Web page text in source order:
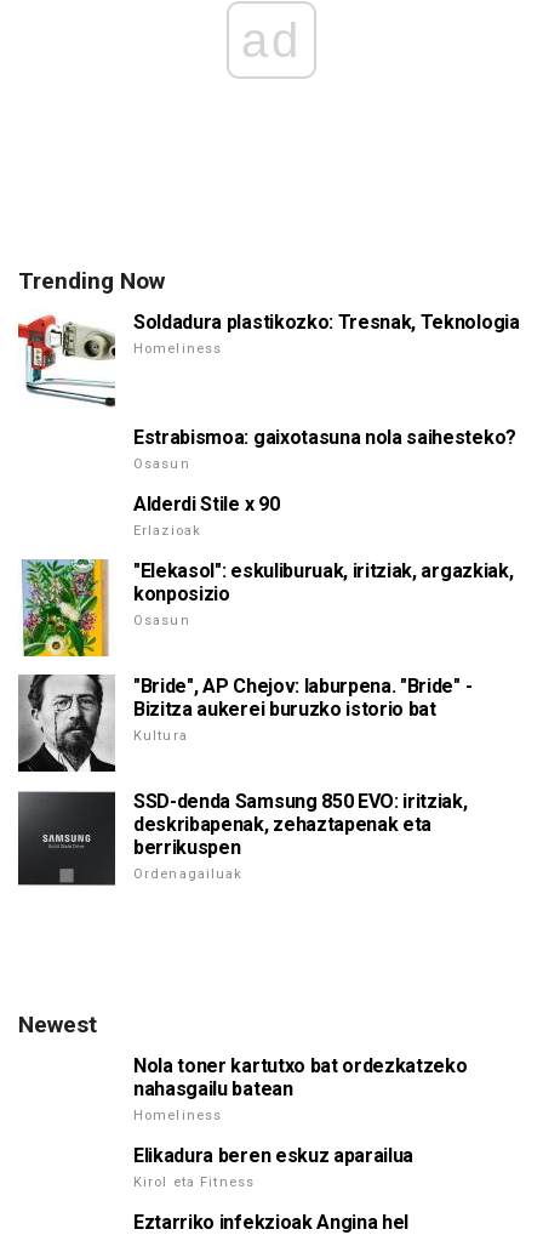
ad
Trending Now
Soldadura plastikozko: Tresnak, Teknologia
Homeliness
Estrabismoa: gaixotasuna nola saihesteko?
Osasun
Alderdi Stile x 90
Erlazioak
"Elekasol": eskuliburuak, iritziak, argazkiak,
konposizio
Osasun
"Bride", AP Chejov: laburpena. "Bride" -
Bizitza aukerei buruzko istorio bat
Kultura
SSD-denda Samsung 850 EVO: iritziak,
deskribapenak, zehaztapenak eta
berrikuspen
Ordenagailuak
Newest
Nola toner kartutxo bat ordezkatzeko
nahasgailu batean
Homeliness
Elikadura beren eskuz aparailua
Kirol eta Fitness
Eztarriko infekzioak Angina hel